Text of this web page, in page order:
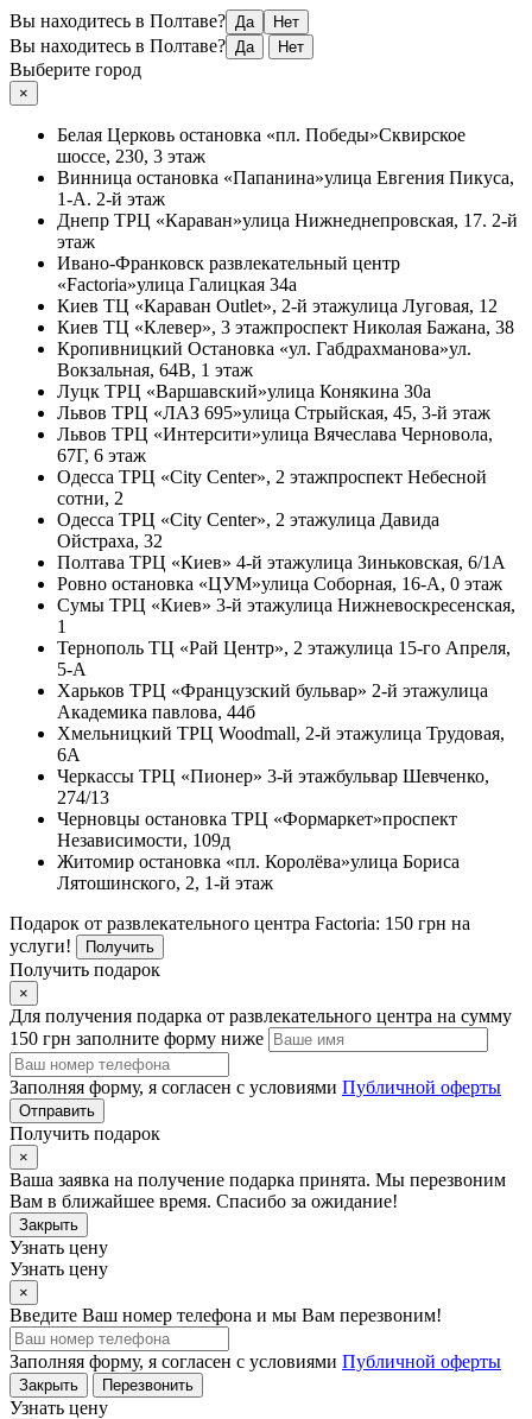
Вы находитесь в Полтаве? Да Нет
Вы находитесь в Полтаве? Да Нет
Выберите город
×
Белая Церковь остановка «пл. Победы»Сквирское
шоссе, 230, 3 этаж
Винница остановка «Папанина»улица Евгения Пикуса,
1-А. 2-й этаж
Днепр ТРЦ «Караван»улица Нижнеднепровская, 17. 2-й
этаж
Ивано-Франковск развлекательный центр
«Factoria»улица Галицкая 34а
Киев ТЦ «Караван Outlet», 2-й этажулица Луговая, 12
Киев ТЦ «Клевер», 3 этажпроспект Николая Бажана, 38
Кропивницкий Остановка «ул. Габдрахманова»ул.
Вокзальная, 64В, 1 этаж
Луцк ТРЦ «Варшавский»улица Конякина 30а
Львов ТРЦ «ЛАЗ 695»улица Стрыйская, 45, 3-й этаж
Львов ТРЦ «Интерсити»улица Вячеслава Черновола,
67Г, 6 этаж
Одесса ТРЦ «City Center», 2 этажпроспект Небесной
сотни, 2
Одесса ТРЦ «City Center», 2 этажулица Давида
Ойстраха, 32
Полтава ТРЦ «Киев» 4-й этажулица Зиньковская, 6/1А
Ровно остановка «ЦУМ»улица Соборная, 16-А, 0 этаж
Сумы ТРЦ «Киев» 3-й этажулица Нижневоскресенская,
1
Тернополь ТЦ «Рай Центр», 2 этажулица 15-го Апреля,
5-А
Харьков ТРЦ «Французский бульвар» 2-й этажулица
Академика павлова, 44б
Хмельницкий ТРЦ Woodmall, 2-й этажулица Трудовая,
6А
Черкассы ТРЦ «Пионер» 3-й этажбульвар Шевченко,
274/13
Черновцы остановка ТРЦ «Формаркет»проспект
Независимости, 109д
Житомир остановка «пл. Королёва»улица Бориса
Лятошинского, 2, 1-й этаж
Подарок от развлекательного центра Factoria: 150 грн на
услуги!
Получить
Получить подарок
×
Для получения подарка от развлекательного центра на сумму
150 грн заполните форму ниже
Заполняя форму, я согласен с условиями Публичной оферты
Отправить
Получить подарок
×
Ваша заявка на получение подарка принята. Мы перезвоним
Вам в ближайшее время. Спасибо за ожидание!
Закрыть
Узнать цену
Узнать цену
×
Введите Ваш номер телефона и мы Вам перезвоним!
Заполняя форму, я согласен с условиями Публичной оферты
Закрыть Перезвонить
Узнать цену